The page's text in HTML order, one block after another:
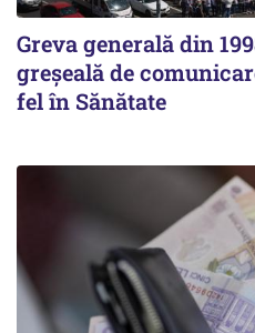
Greva generală din
greșeală de
fel în Sănătate